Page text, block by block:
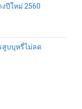
ปีใหม่ 2560
สูบบุหรี่ไม่ลด